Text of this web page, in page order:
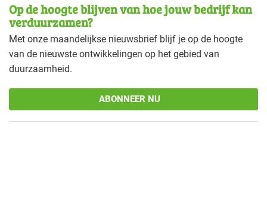
Op de hoogte blijven van hoe jouw bedrijf kan
verduurzamen?
Met onze maandelijkse nieuwsbrief blijf je op de hoogte
van de nieuwste ontwikkelingen op het gebied van
duurzaamheid.
ABONNEER NU